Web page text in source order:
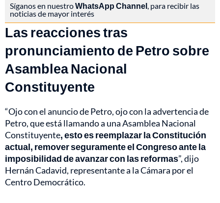
Síganos en nuestroWhatsApp Channel , para recibir las
noticias de mayor interés
Las reacciones tras
pronunciamiento de Petro sobre
Asamblea Nacional
Constituyente
“Ojo con el anuncio de Petro, ojo con la advertencia de
Petro, que está llamando a una Asamblea Nacional
Constituyente, esto es reemplazar la Constitución
actual, remover seguramente el Congreso ante la
imposibilidad de avanzar con las reformas”, dijo
Hernán Cadavid, representante a la Cámara por el
Centro Democrático.